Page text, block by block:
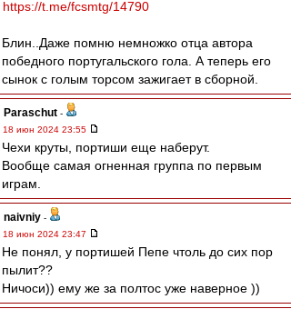
https://t.me/fcsmtg/14790
Блин..Даже помню немножко отца автора
победного португальского гола. А теперь его
сынок с голым торсом зажигает в сборной.
Paraschut -
18 июн 2024 23:55
Чехи круты, портиши еще наберут.
Вообще самая огненная группа по первым
играм.
naivniy -
18 июн 2024 23:47
Не понял, у портишей Пепе чтоль до сих пор
пылит??
Ничоси)) ему же за полтос уже наверное ))